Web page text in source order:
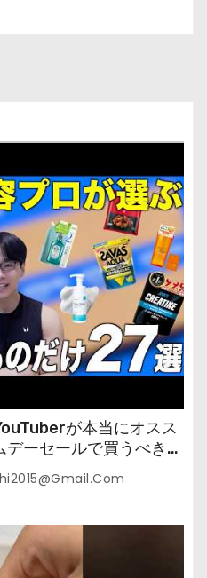
が本当にオスス
ーセールで買うべきも